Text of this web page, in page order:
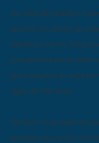
Do total de pedidos,
apenas um direito de
rebateu o termo "ex-
presidente para se referir
após citações ao
sigilo de 100 anos.
Também marcaram
presidenciáveis Ciro